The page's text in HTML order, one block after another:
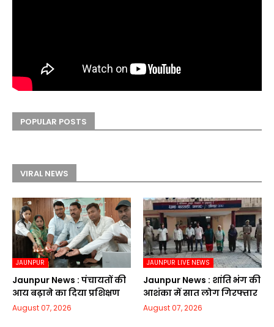
POPULAR POSTS
VIRAL NEWS
JAUNPUR
Jaunpur News : पंचायतों की
आय बढ़ाने का दिया प्रशिक्षण
August 07, 2026
JAUNPUR LIVE NEWS
Jaunpur News : शांति भंग की
आशंका में सात लोग गिरफ्तार
August 07, 2026